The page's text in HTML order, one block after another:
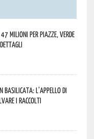
milioni per piazze, verde
Basilicata: l’appello di
i raccolti